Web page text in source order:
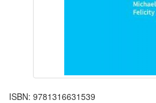
ISBN: 9781316631539